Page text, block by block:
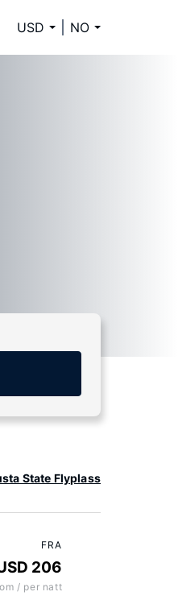
USD NO
State Flyplass
FRA
206
/ per natt